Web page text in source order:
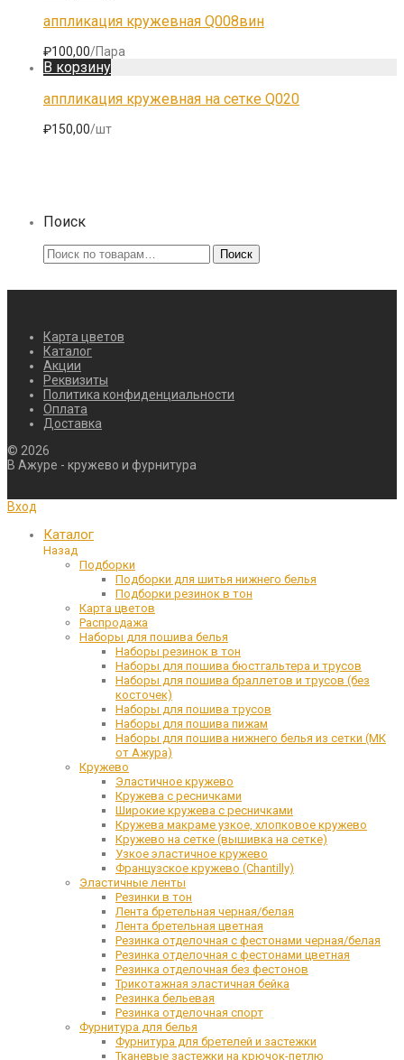
аппликация кружевная Q008вин
₽100,00/Пара
В корзину
аппликация кружевная на сетке Q020
₽150,00/шт
Поиск
Искать: Поиск
Карта цветов
Каталог
Акции
Реквизиты
Политика конфиденциальности
Оплата
Доставка
© 2026
В Ажуре - кружево и фурнитура
Вход
Каталог
Назад
Подборки
Подборки для шитья нижнего белья
Подборки резинок в тон
Карта цветов
Распродажа
Наборы для пошива белья
Наборы резинок в тон
Наборы для пошива бюстгальтера и трусов
Наборы для пошива браллетов и трусов (без
косточек)
Наборы для пошива трусов
Наборы для пошива пижам
Наборы для пошива нижнего белья из сетки (МК
от Ажура)
Кружево
Эластичное кружево
Кружева с ресничками
Широкие кружева с ресничками
Кружева макраме узкое, хлопковое кружево
Кружево на сетке (вышивка на сетке)
Узкое эластичное кружево
Французское кружево (Chantilly)
Эластичные ленты
Резинки в тон
Лента бретельная черная/белая
Лента бретельная цветная
Резинка отделочная с фестонами черная/белая
Резинка отделочная с фестонами цветная
Резинка отделочная без фестонов
Трикотажная эластичная бейка
Резинка бельевая
Резинка отделочная спорт
Фурнитура для белья
Фурнитура для бретелей и застежки
Тканевые застежки на крючок-петлю